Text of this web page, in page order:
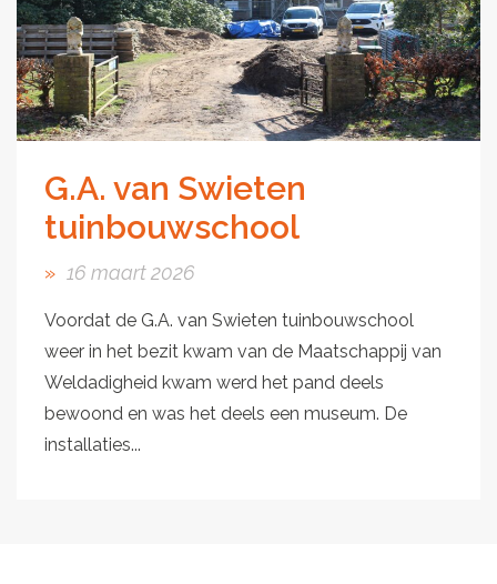
G.A. van Swieten
tuinbouwschool
16 maart 2026
Voordat de G.A. van Swieten tuinbouwschool
weer in het bezit kwam van de Maatschappij van
Weldadigheid kwam werd het pand deels
bewoond en was het deels een museum. De
installaties...